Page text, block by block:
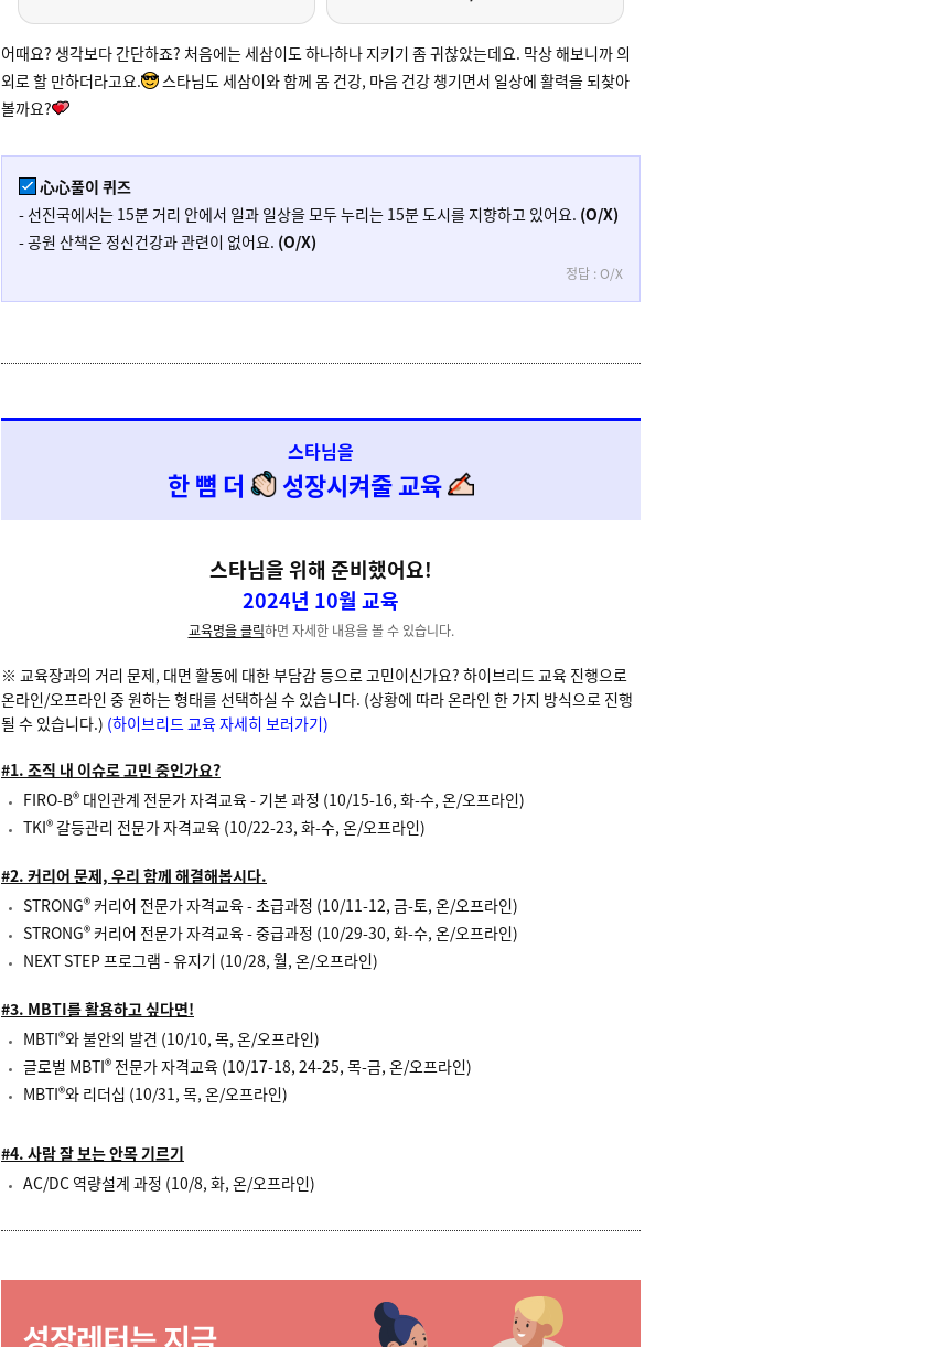
어때요? 생각보다 간단하죠? 처음에는 세삼이도 하나하나 지키기 좀 귀찮았는데요. 막상 해보니까 의
외로 할 만하더라고요.
스타님도 세삼이와 함께 몸 건강, 마음 건강 챙기면서 일상에 활력을 되찾아
볼까요?
心心풀이 퀴즈
- 선진국에서는 15분 거리 안에서 일과 일상을 모두 누리는 15분 도시를 지향하고 있어요. (O/X)
- 공원 산책은 정신건강과 관련이 없어요. (O/X)
정답 : O/X
스타님을
한 뼘 더 성장시켜줄 교육
스타님을 위해 준비했어요!
2024년 10월 교육
교육명을 클릭하면 자세한 내용을 볼 수 있습니다.
※ 교육장과의 거리 문제, 대면 활동에 대한 부담감 등으로 고민이신가요? 하이브리드 교육 진행으로
온라인/오프라인 중 원하는 형태를 선택하실 수 있습니다. (상황에 따라 온라인 한 가지 방식으로 진행
될 수 있습니다.) (하이브리드 교육 자세히 보러가기)
#1. 조직 내 이슈로 고민 중인가요?
FIRO-B® 대인관계 전문가 자격교육 - 기본 과정 (10/15-16, 화-수, 온/오프라인)
TKI®갈등관리 전문가 자격교육 (10/22-23, 화-수, 온/오프라인)
#2. 커리어 문제, 우리 함께 해결해봅시다.
STRONG®커리어 전문가 자격교육 - 초급과정 (10/11-12, 금-토, 온/오프라인)
STRONG®커리어 전문가 자격교육 - 중급과정 (10/29-30, 화-수, 온/오프라인)
NEXT STEP 프로그램 - 유지기 (10/28, 월, 온/오프라인)
#3. MBTI를 활용하고 싶다면!
MBTI®와 불안의 발견 (10/10, 목, 온/오프라인)
글로벌 MBTI® 전문가 자격교육 (10/17-18, 24-25, 목-금, 온/오프라인)
MBTI®와 리더십 (10/31, 목, 온/오프라인)
#4. 사람 잘 보는 안목 기르기
AC/DC 역량설계 과정 (10/8, 화, 온/오프라인)